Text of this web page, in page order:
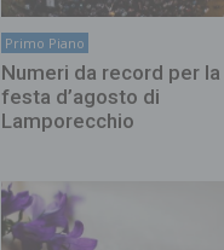
Primo Piano
Numeri da record per la
festa d’agosto di
Lamporecchio